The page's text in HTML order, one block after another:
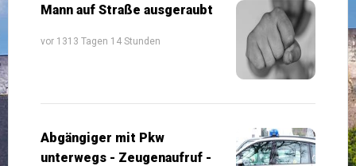
Mann auf Straße ausgeraubt
vor 1313 Tagen 14 Stunden
Abgängiger mit Pkw
unterwegs - Zeugenaufruf -